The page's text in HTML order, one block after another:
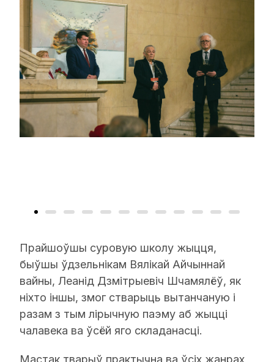
Прайшоўшы суровую школу жыцця,
быўшы ўдзельнікам Вялікай Айчыннай
вайны, Леанід Дзмітрыевіч Шчамялёў, як
ніхто іншы, змог стварыць вытанчаную і
разам з тым лірычную паэму аб жыцці
чалавека ва ўсёй яго складанасці.
Мастак тварыў практычна ва ўсіх жанрах